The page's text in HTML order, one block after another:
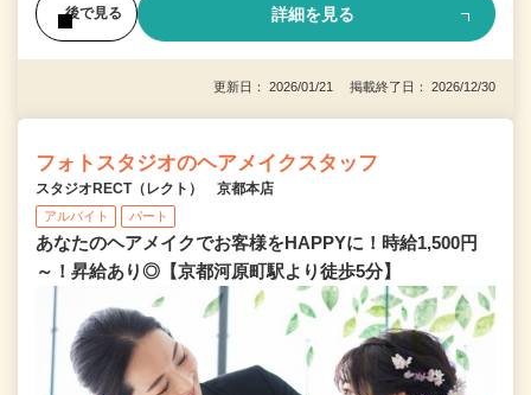
後で見る 詳細を見る
更新日： 2026/01/21 掲載終了日： 2026/12/30
フォトスタジオのヘアメイクスタッフ
スタジオRECT（レクト） 京都本店
アルバイト パート
あなたのヘアメイクでお客様をHAPPYに！時給1,500円
～！昇給あり◎【京都河原町駅より徒歩5分】